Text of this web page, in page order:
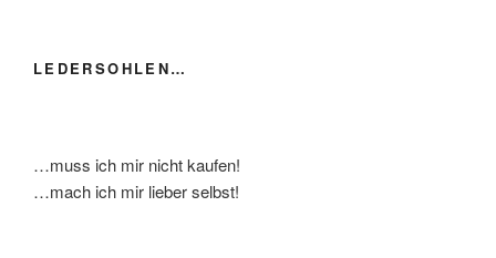
LEDERSOHLEN…
…muss ich mir nicht kaufen!
…mach ich mir lieber selbst!